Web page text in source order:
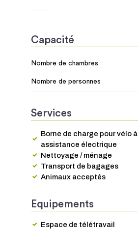
Capacité
Nombre de chambres
Nombre de personnes
Services
Borne de charge pour vélo à
assistance électrique
Nettoyage / ménage
Transport de bagages
Animaux acceptés
Equipements
Espace de télétravail